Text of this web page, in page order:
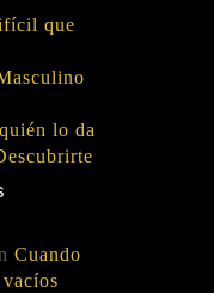
que
lo da
Cuando